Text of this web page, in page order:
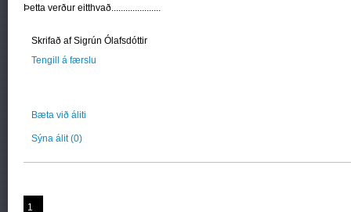
Þetta verður eitthvað.....................
Skrifað af Sigrún Ólafsdóttir
Tengill á færslu
Bæta við áliti
Sýna álit(0)
1